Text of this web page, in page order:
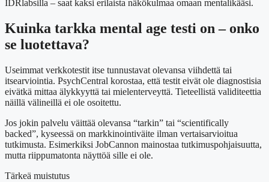
IDRlabsilla – saat kaksi erilaista näkökulmaa omaan mentalikääsi.
Kuinka tarkka mental age testi on – onko
se luotettava?
Useimmat verkkotestit itse tunnustavat olevansa viihdettä tai
itsearviointia. PsychCentral korostaa, että testit eivät ole diagnostisia
eivätkä mittaa älykkyyttä tai mielenterveyttä. Tieteellistä validiteettia
näillä välineillä ei ole osoitettu.
Jos jokin palvelu väittää olevansa “tarkin” tai “scientifically
backed”, kyseessä on markkinointiväite ilman vertaisarvioitua
tutkimusta. Esimerkiksi JobCannon mainostaa tutkimuspohjaisuutta,
mutta riippumatonta näyttöä sille ei ole.
Tärkeä muistutus